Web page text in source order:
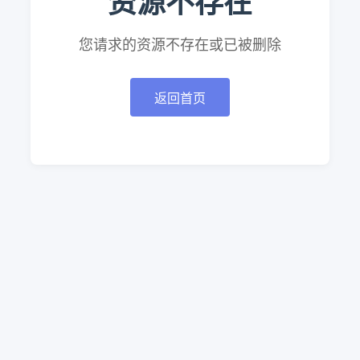
您请求的资源不存在或已被删除
返回首页